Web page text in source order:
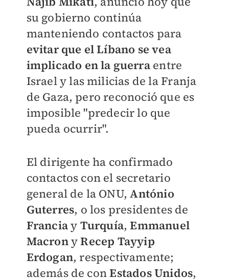
su gobierno continúa
manteniendo contactos para
evitar que el Líbano se vea
implicado en la guerra entre
Israel y las milicias de la Franja
de Gaza, pero reconoció que es
imposible "predecir lo que
pueda ocurrir".
El dirigente ha confirmado
contactos con el secretario
general de la ONU,António
Guterres, o los presidentes de
Franciay Turquía,Emmanuel
MacronyRecep Tayyip
Erdogan, respectivamente;
además de conEstados Unidos,